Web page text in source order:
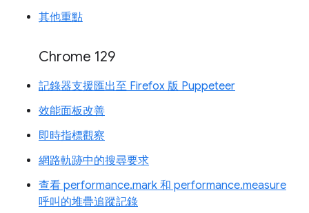
其他重點
Chrome 129
記錄器支援匯出至 Firefox 版 Puppeteer
效能面板改善
即時指標觀察
網路軌跡中的搜尋要求
查看 performance.mark 和 performance.measure
呼叫的堆疊追蹤記錄